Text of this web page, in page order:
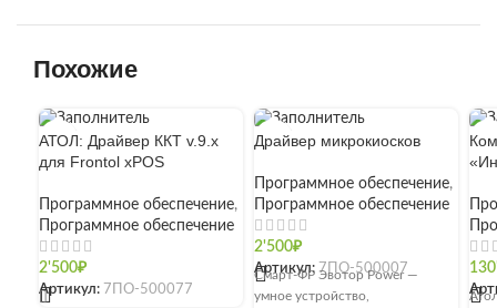
Похожие
АТОЛ: Драйвер ККТ v.9.x
для Frontol xPOS
Программное обеспечение,
Программное обеспечение
2'500₽
Артикул: 7ПО-500077
[]
Драйвер микрокиосков
Программное обеспечение,
Программное обеспечение
2'500₽
Артикул: 7ПО-500007
Смарт-ФР Эвотор Power —
умное устройство,